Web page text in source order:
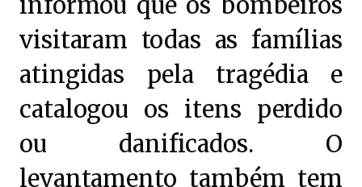
visitaram todas as famílias
atingidas pela tragédia e
catalogou os itens perdido
ou danificados. O
levantamento também tem